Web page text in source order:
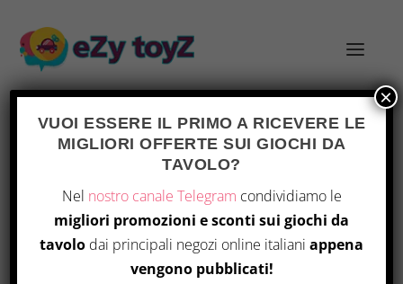
TAG:DC DECK-BUILDING GAME
VUOI ESSERE IL PRIMO A RICEVERE LE
MIGLIORI OFFERTE SUI GIOCHI DA
TAVOLO?
Nel nostro canale Telegram condividiamo le
migliori promozioni e sconti sui giochi da
tavolo dai principali negozi online italiani appena
vengono pubblicati!
×